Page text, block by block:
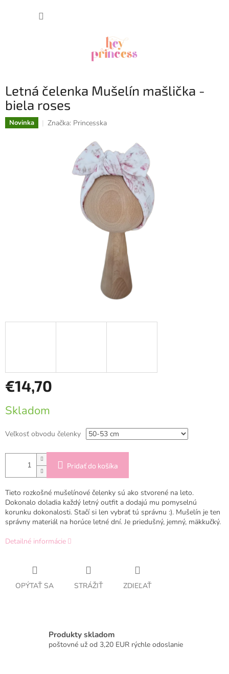
Letná čelenka Mušelín mašlička -
biela roses
Novinka Značka: Princesska
€14,70
cena:
Skladom
Veľkosť obvodu čelenky
Pridať do košíka
Tieto rozkošné mušelínové čelenky sú ako stvorené na leto.
Dokonalo doladia každý letný outfit a dodajú mu pomyselnú
korunku dokonalosti. Stačí si len vybrať tú správnu :). Mušelín je ten
správny materiál na horúce letné dní. Je priedušný, jemný, mäkkučký.
Detailné informácie
OPÝTAŤ SA STRÁŽIŤ ZDIEĽAŤ
Produkty skladom
poštovné už od 3,20 EUR rýchle odoslanie